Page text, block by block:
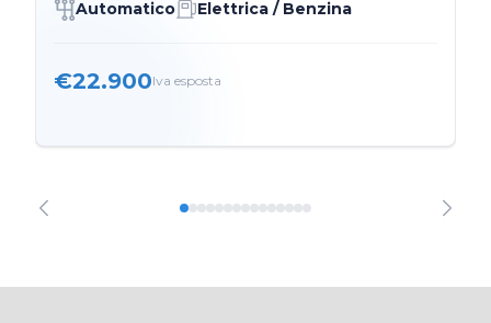
Automatico Elettrica / Benzina
€22.900Iva esposta